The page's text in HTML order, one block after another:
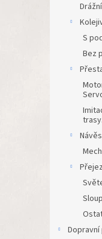
S
Bez
trasy.